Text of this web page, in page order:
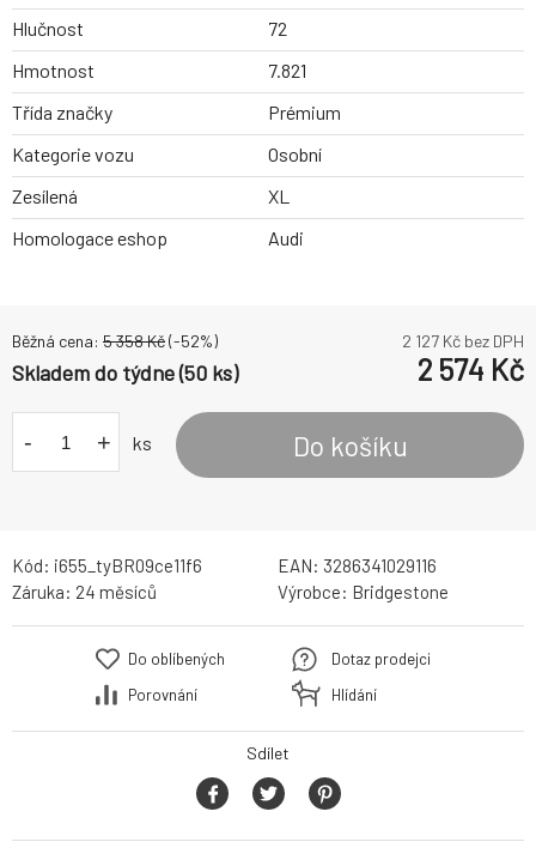
Hlučnost
72
Hmotnost
7.821
Třída značky
Prémium
Kategorie vozu
Osobní
Zesílená
XL
Homologace eshop
Audi
Běžná cena: 5 358Kč(-52%) 2 127 Kč bez DPH
Skladem do týdne (50 ks) 2 574 Kč
- + ks Do košíku
Kód: i655_tyBR09ce11f6 EAN: 3286341029116
Záruka: 24 měsíců Výrobce: Bridgestone
Do oblíbených
Porovnání
Dotaz prodejci
Hlídání
Sdílet